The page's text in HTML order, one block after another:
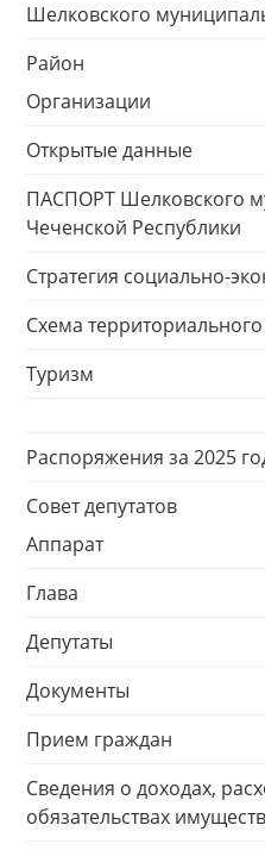
Шелковского
Район
Организации
Открытые данные
ПАСПОРТ Шелковского
Чеченской Республики
Стратегия социально-
Схема
Туризм
Распоряжения за 2025
Совет депутатов
Аппарат
Глава
Депутаты
Документы
Прием граждан
Сведения о доходах,
обязательствах